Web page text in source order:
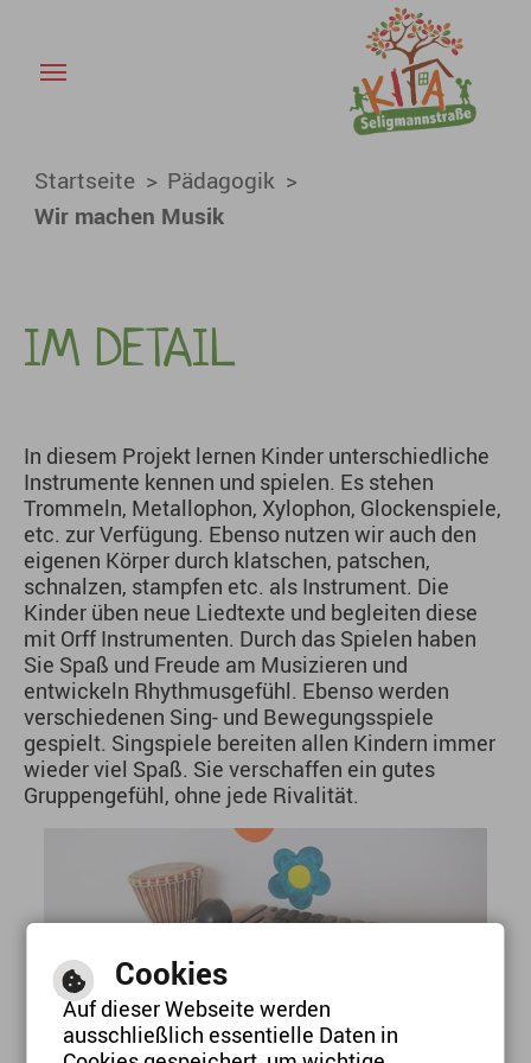
Wir machen Musik - KiTa
Startseite Pädagogik
Wir machen Musik
IM DETAIL
In diesem Projekt lernen Kinder unterschiedliche
Instrumente kennen und spielen. Es stehen
Trommeln, Metallophon, Xylophon, Glockenspiele,
etc. zur Verfügung. Ebenso nutzen wir auch den
eigenen Körper durch klatschen, patschen,
schnalzen, stampfen etc. als Instrument. Die
Kinder üben neue Liedtexte und begleiten diese
mit Orff Instrumenten. Durch das Spielen haben
Sie Spaß und Freude am Musizieren und
entwickeln Rhythmusgefühl. Ebenso werden
verschiedenen Sing- und Bewegungsspiele
gespielt. Singspiele bereiten allen Kindern immer
wieder viel Spaß. Sie verschaffen ein gutes
Gruppengefühl, ohne jede Rivalität.
Cookies
Auf dieser Webseite werden
ausschließlich essentielle Daten in